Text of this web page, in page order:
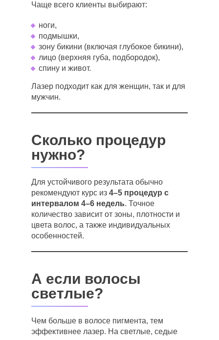
Чаще всего клиенты выбирают:
ноги,
подмышки,
зону бикини (включая глубокое бикини),
лицо (верхняя губа, подбородок),
спину и живот.
Лазер подходит как для женщин, так и для
мужчин.
Сколько процедур
нужно?
Для устойчивого результата обычно
рекомендуют курс из 4–5 процедур с
интервалом 4–6 недель. Точное
количество зависит от зоны, плотности и
цвета волос, а также индивидуальных
особенностей.
А если волосы
светлые?
Чем больше в волосе пигмента, тем
эффективнее лазер. На светлые, седые